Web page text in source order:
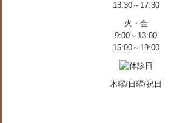
13:30～17:30
火・金
9:00～13:00
15:00～19:00
木曜/日曜/祝日